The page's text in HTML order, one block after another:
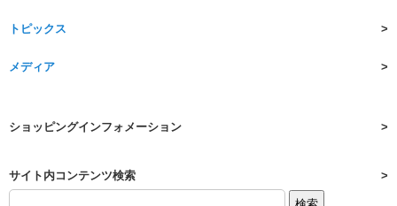
トピックス
メディア
ショッピングインフォメーション
サイト内コンテンツ検索